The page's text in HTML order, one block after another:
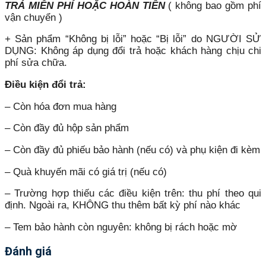
TRẢ MIỄN PHÍ HOẶC HOÀN TIỀN( không bao gồm phí
vận chuyển )
+ Sản phẩm “Không bị lỗi” hoặc “Bị lỗi” do NGƯỜI SỬ
DỤNG: Không áp dụng đổi trả hoặc khách hàng chịu chi
phí sửa chữa.
Điều kiện đổi trả:
– Còn hóa đơn mua hàng
– Còn đầy đủ hộp sản phẩm
– Còn đầy đủ phiếu bảo hành (nếu có) và phụ kiện đi kèm
– Quà khuyến mãi có giá trị (nếu có)
– Trường hợp thiếu các điều kiện trên: thu phí theo qui
định. Ngoài ra, KHÔNG thu thêm bất kỳ phí nào khác
– Tem bảo hành còn nguyên: không bị rách hoặc mờ
Đánh giá